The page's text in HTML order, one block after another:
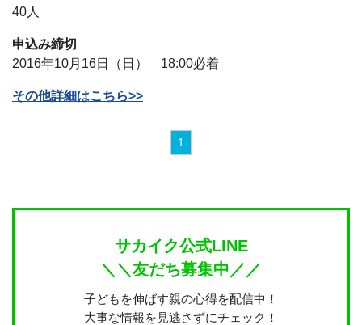
40人
申込み締切
2016年10月16日（日） 18:00必着
その他詳細はこちら>>
1
サカイク公式LINE
＼＼友だち募集中／／
子どもを伸ばす親の心得を配信中！
大事な情報を見逃さずにチェック！